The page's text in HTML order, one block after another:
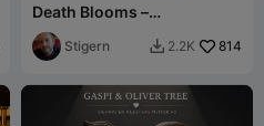
Death Blooms –
Ornamentaler
Totenschädel mit Rosen
Stigern  2.2K 814